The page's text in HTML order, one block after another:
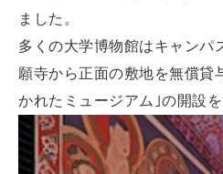
ました。
多くの大学博物館はキャンパ
願寺から正面の敷地を無償貸
かれたミュージアム｣の開設を